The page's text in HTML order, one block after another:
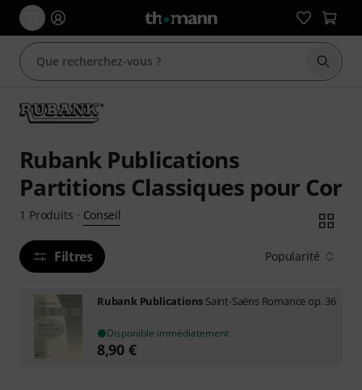
Rubank Publications
Partitions Classiques pour Cor
1 Produits · Conseil
Filtres Popularité
Rubank Publications Saint-Saëns Romance op. 36
Disponible immédiatement
8,90 €